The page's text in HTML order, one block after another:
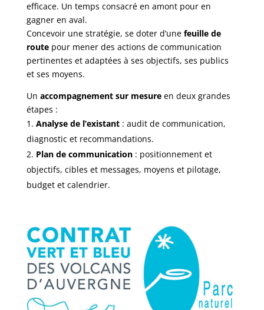
efficace. Un temps consacré en amont pour en
gagner en aval.
Concevoir une stratégie, se doter d’unefeuille de
routepour mener des actions de communication
pertinentes et adaptées à ses objectifs, ses publics
et ses moyens.
Un accompagnement sur mesureen deux grandes
étapes :
Analyse de l’existant: audit de communication,
diagnostic et recommandations.
Plan de communication: positionnement et
objectifs, cibles et messages, moyens et pilotage,
budget et calendrier.